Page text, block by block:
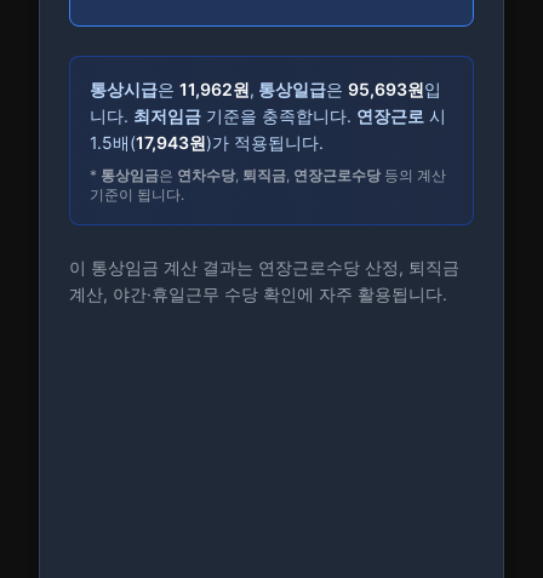
통상시급은 11,962원, 통상일급은 95,693원입
니다. 최저임금 기준을 충족합니다. 연장근로 시
1.5배(17,943원)가 적용됩니다.
* 통상임금은 연차수당, 퇴직금, 연장근로수당 등의 계산
기준이 됩니다.
이 통상임금 계산 결과는 연장근로수당 산정, 퇴직금
계산, 야간·휴일근무 수당 확인에 자주 활용됩니다.